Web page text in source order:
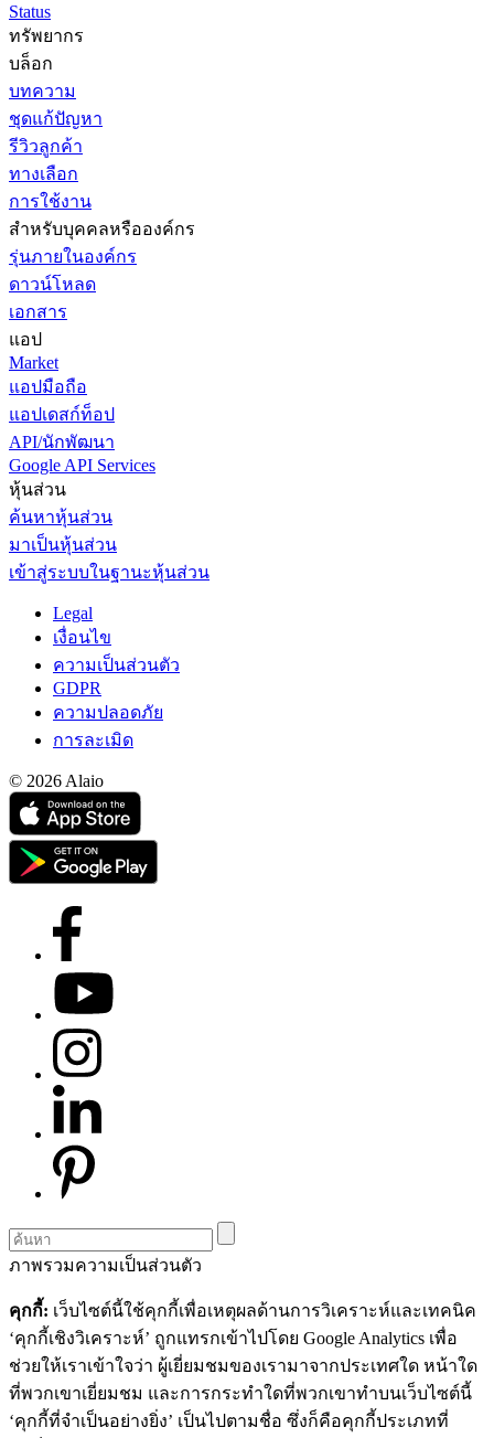
Status
ทรัพยากร
บล็อก
บทความ
ชุดแก้ปัญหา
รีวิวลูกค้า
ทางเลือก
การใช้งาน
สำหรับบุคคลหรือองค์กร
รุ่นภายในองค์กร
ดาวน์โหลด
เอกสาร
แอป
Market
แอปมือถือ
แอปเดสก์ท็อป
API/นักพัฒนา
Google API Services
หุ้นส่วน
ค้นหาหุ้นส่วน
มาเป็นหุ้นส่วน
เข้าสู่ระบบในฐานะหุ้นส่วน
Legal
เงื่อนไข
ความเป็นส่วนตัว
GDPR
ความปลอดภัย
การละเมิด
© 2026 Alaio
ภาพรวมความเป็นส่วนตัว
คุกกี้: เว็บไซต์นี้ใช้คุกกี้เพื่อเหตุผลด้านการวิเคราะห์และเทคนิค
‘คุกกี้เชิงวิเคราะห์’ ถูกแทรกเข้าไปโดย Google Analytics เพื่อ
ช่วยให้เราเข้าใจว่า ผู้เยี่ยมชมของเรามาจากประเทศใด หน้าใด
ที่พวกเขาเยี่ยมชม และการกระทำใดที่พวกเขาทำบนเว็บไซต์นี้
‘คุกกี้ที่จำเป็นอย่างยิ่ง’ เป็นไปตามชื่อ ซึ่งก็คือคุกกี้ประเภทที่